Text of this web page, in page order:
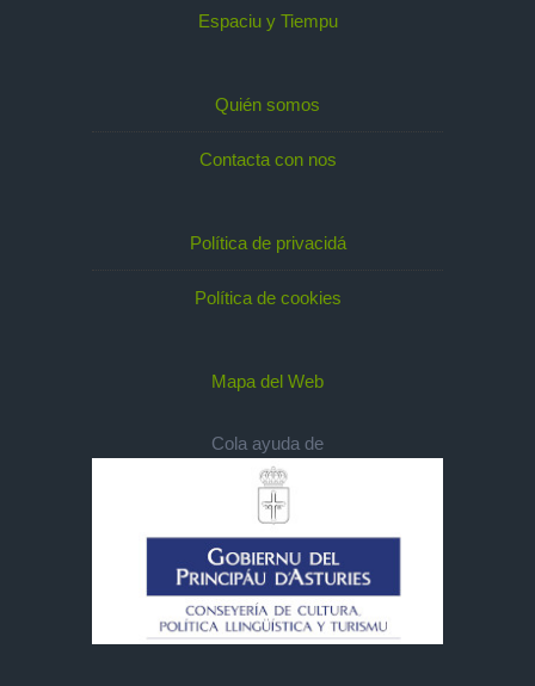
Espaciu y Tiempu
Quién somos
Contacta con nos
Política de privacidá
Política de cookies
Mapa del Web
Cola ayuda de